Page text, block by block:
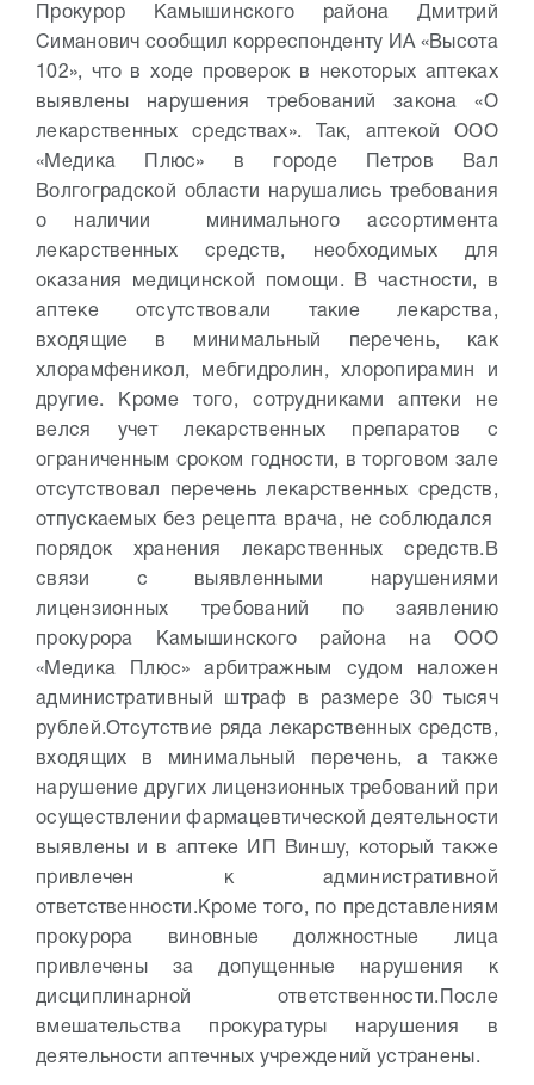
Прокурор Камышинского района Дмитрий
Симанович сообщил корреспонденту ИА «Высота
102», что в ходе проверок в некоторых аптеках
выявлены нарушения требований закона «О
лекарственных средствах». Так, аптекой ООО
«Медика Плюс» в городе Петров Вал
Волгоградской области нарушались требования
о наличии минимального ассортимента
лекарственных средств, необходимых для
оказания медицинской помощи. В частности, в
аптеке отсутствовали такие лекарства,
входящие в минимальный перечень, как
хлорамфеникол, мебгидролин, хлоропирамин и
другие. Кроме того, сотрудниками аптеки не
велся учет лекарственных препаратов с
ограниченным сроком годности, в торговом зале
отсутствовал перечень лекарственных средств,
отпускаемых без рецепта врача, не соблюдался
порядок хранения лекарственных средств. В
связи с выявленными нарушениями
лицензионных требований по заявлению
прокурора Камышинского района на ООО
«Медика Плюс» арбитражным судом наложен
административный штраф в размере 30 тысяч
рублей.Отсутствие ряда лекарственных средств,
входящих в минимальный перечень, а также
нарушение других лицензионных требований при
осуществлении фармацевтической деятельности
выявлены и в аптеке ИП Виншу, который также
привлечен к административной
ответственности. Кроме того, по представлениям
прокурора виновные должностные лица
привлечены за допущенные нарушения к
дисциплинарной ответственности.
После
вмешательства прокуратуры нарушения в
деятельности аптечных учреждений устранены.